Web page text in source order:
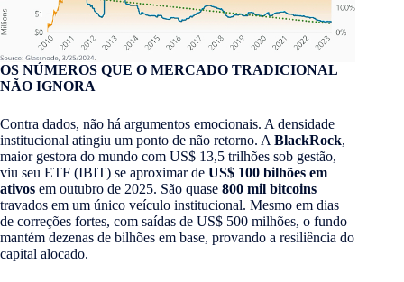
OS NÚMEROS QUE O MERCADO TRADICIONAL
NÃO IGNORA
Contra dados, não há argumentos emocionais. A densidade
institucional atingiu um ponto de não retorno. A BlackRock,
maior gestora do mundo com US$ 13,5 trilhões sob gestão,
viu seu ETF (IBIT) se aproximar de US$ 100 bilhões em
ativos em outubro de 2025. São quase 800 mil bitcoins
travados em um único veículo institucional. Mesmo em dias
de correções fortes, com saídas de US$ 500 milhões, o fundo
mantém dezenas de bilhões em base, provando a resiliência do
capital alocado.